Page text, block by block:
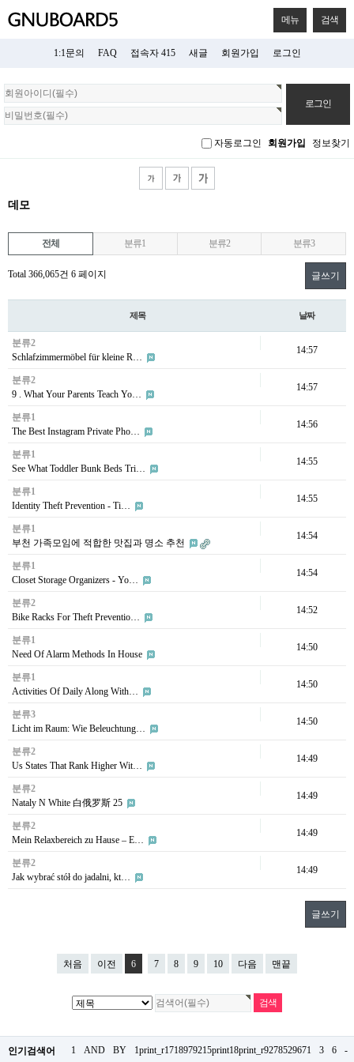
메뉴 검색
1:1문의 FAQ 접속자 415 새글 회원가입 로그인
회
원
로
자동로그인 회원가입 정보찾기
데모
전체 분류1 분류2 분류3
Total 366,065건 6 페이지 글쓰기
제목 날짜
분류2
Schlafzimmermöbel für kleine R…
14:57
분류2
9 . What Your Parents Teach Yo…
14:57
분류1
The Best Instagram Private Pho…
14:56
분류1
See What Toddler Bunk Beds Tri…
14:55
분류1
Identity Theft Prevention - Ti…
14:55
분류1
부천 가족모임에 적합한 맛집과 명소 추천
14:54
분류1
Closet Storage Organizers - Yo…
14:54
분류2
Bike Racks For Theft Preventio…
14:52
분류1
Need Of Alarm Methods In House
14:50
분류1
Activities Of Daily Along With…
14:50
분류3
Licht im Raum: Wie Beleuchtung…
14:50
분류2
Us States That Rank Higher Wit…
14:49
분류2
Nataly N White 白俄罗斯 25
14:49
분류2
Mein Relaxbereich zu Hause – E…
14:49
분류2
Jak wybrać stół do jadalni, kt…
14:49
글쓰기
처음 이전 6 7 8 9 10 다음 맨끝
인기검색어 1 AND BY 1print_r1718979215print18print_r9278529671 3 6 -